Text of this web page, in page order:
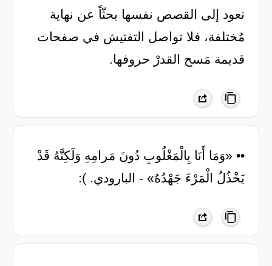
تعود إلى القصص نفسها بحثّاً عن نهاية
مُختلفة، فلا تواصل التفتيش في صفحات
قديمة مَسح القدرْ حروفها.
•• «وَمَا أَنَا بِالْمَغْلُوبِ دُونَ مَرامِهِ وَلَكِنَّهُ قَدْ
يَخْذُلُ الْمَرْءَ جَهْدُهُ» - البارودي. ):